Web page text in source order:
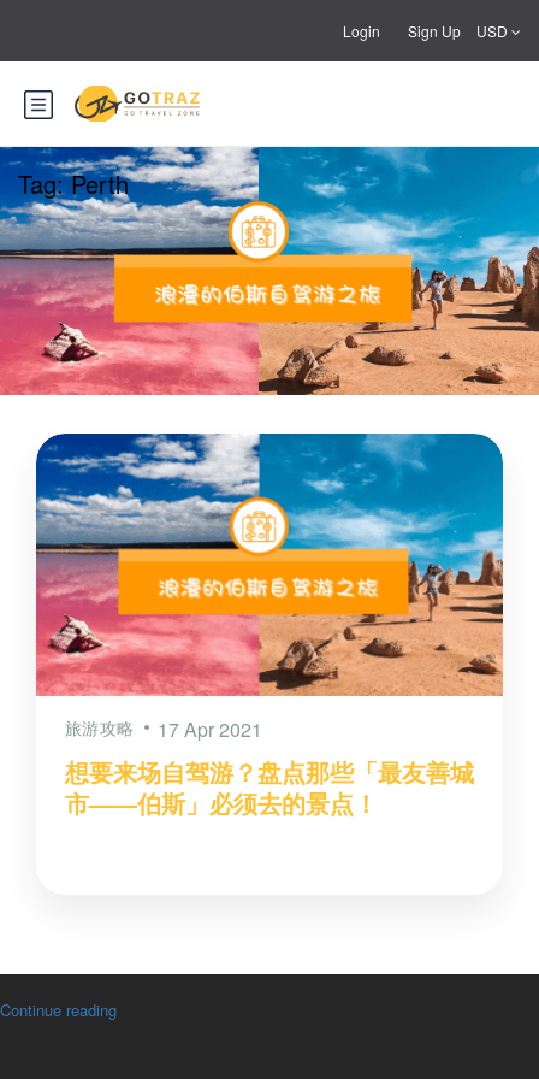
Login Sign Up USD
Tag:Perth
旅游攻略 17 Apr 2021
想要来场自驾游？盘点那些「最友善城
市——伯斯」必须去的景点！
Continue reading